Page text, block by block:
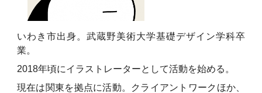
いわき市出身。武蔵野美術大学基礎デザイン学科卒
業。
2018年頃にイラストレーターとして活動を始める。
現在は関東を拠点に活動。クライアントワークほか、